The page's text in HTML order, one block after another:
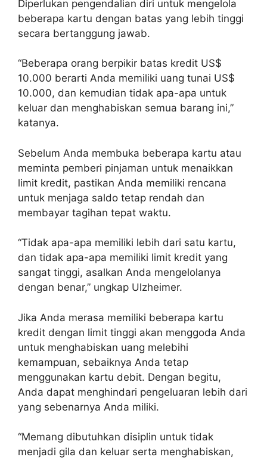
Diperlukan pengendalian diri untuk mengelola
beberapa kartu dengan batas yang lebih tinggi
secara bertanggung jawab.
“Beberapa orang berpikir batas kredit US$
10.000 berarti Anda memiliki uang tunai US$
10.000, dan kemudian tidak apa-apa untuk
keluar dan menghabiskan semua barang ini,”
katanya.
Sebelum Anda membuka beberapa kartu atau
meminta pemberi pinjaman untuk menaikkan
limit kredit, pastikan Anda memiliki rencana
untuk menjaga saldo tetap rendah dan
membayar tagihan tepat waktu.
“Tidak apa-apa memiliki lebih dari satu kartu,
dan tidak apa-apa memiliki limit kredit yang
sangat tinggi, asalkan Anda mengelolanya
dengan benar,” ungkap Ulzheimer.
Jika Anda merasa memiliki beberapa kartu
kredit dengan limit tinggi akan menggoda Anda
untuk menghabiskan uang melebihi
kemampuan, sebaiknya Anda tetap
menggunakan kartu debit. Dengan begitu,
Anda dapat menghindari pengeluaran lebih dari
yang sebenarnya Anda miliki.
“Memang dibutuhkan disiplin untuk tidak
menjadi gila dan keluar serta menghabiskan,